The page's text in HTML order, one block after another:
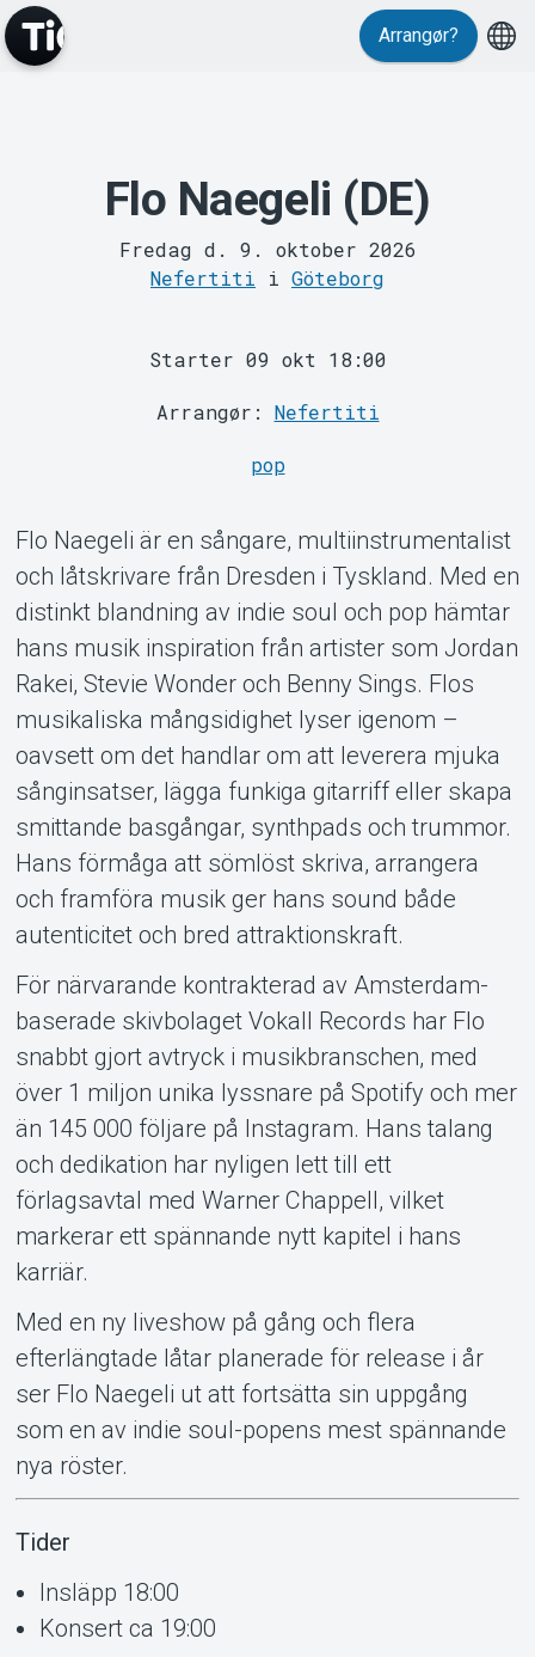
MyTickster
Support
Om Tickster
Arrangør?
Flo Naegeli (DE)
Fredag d. 9. oktober 2026
Nefertiti i Göteborg
Starter 09 okt 18:00
Arrangør: Nefertiti
pop
Flo Naegeli är en sångare, multiinstrumentalist
och låtskrivare från Dresden i Tyskland. Med en
distinkt blandning av indie soul och pop hämtar
hans musik inspiration från artister som Jordan
Rakei, Stevie Wonder och Benny Sings. Flos
musikaliska mångsidighet lyser igenom –
oavsett om det handlar om att leverera mjuka
sånginsatser, lägga funkiga gitarriff eller skapa
smittande basgångar, synthpads och trummor.
Hans förmåga att sömlöst skriva, arrangera
och framföra musik ger hans sound både
autenticitet och bred attraktionskraft.
För närvarande kontrakterad av Amsterdam-
baserade skivbolaget Vokall Records har Flo
snabbt gjort avtryck i musikbranschen, med
över 1 miljon unika lyssnare på Spotify och mer
än 145 000 följare på Instagram. Hans talang
och dedikation har nyligen lett till ett
förlagsavtal med Warner Chappell, vilket
markerar ett spännande nytt kapitel i hans
karriär.
Med en ny liveshow på gång och flera
efterlängtade låtar planerade för release i år
ser Flo Naegeli ut att fortsätta sin uppgång
som en av indie soul-popens mest spännande
nya röster.
Tider
Insläpp 18:00
Konsert ca 19:00